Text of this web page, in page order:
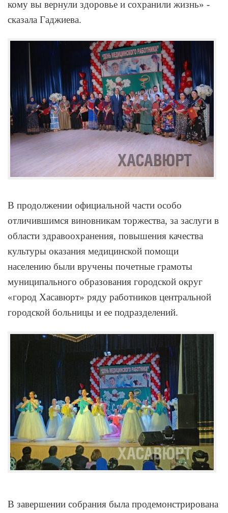
кому вы вернули здоровье и сохранили жизнь» -
сказала Гаджиева.
В продолжении официальной части особо
отличившимся виновникам торжества, за заслуги в
области здравоохранения, повышения качества
культуры оказания медицинской помощи
населению были вручены почетные грамоты
муниципального образования городской округ
«город Хасавюрт» ряду работников центральной
городской больницы и ее подразделений.
В завершении собрания была продемонстрирована